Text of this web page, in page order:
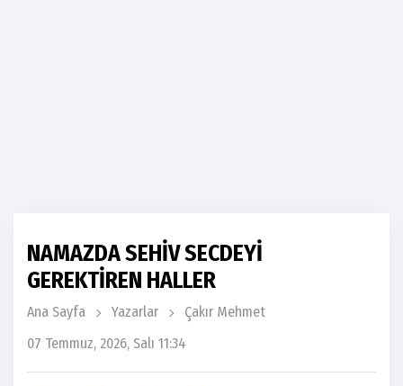
NAMAZDA SEHİV SECDEYİ
GEREKTİREN HALLER
Ana Sayfa Yazarlar
Çakır Mehmet
07 Temmuz, 2026, Salı 11:34